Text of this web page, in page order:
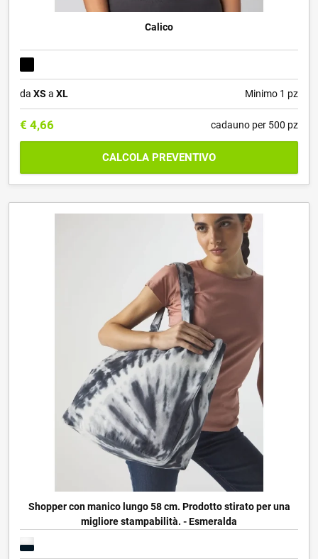
Calico
da XS a XL Minimo 1 pz
€ 4,66 cadauno per 500 pz
CALCOLA PREVENTIVO
Shopper con manico lungo 58 cm. Prodotto stirato per una
migliore stampabilità. - Esmeralda